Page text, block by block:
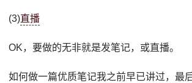
(3)直播
OK，要做的无非就是发笔记，或直播。
如何做一篇优质笔记我之前早已讲过，最